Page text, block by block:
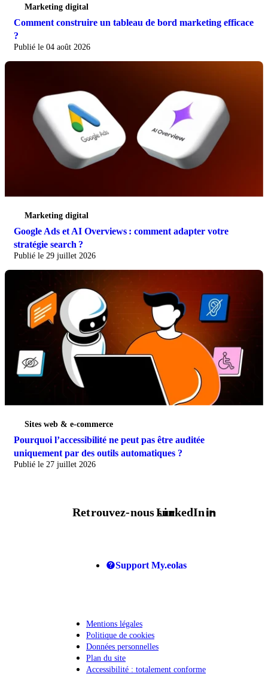
Comment construire un tableau de bord marketing efficace
?
Publié le 04 août 2026
Marketing digital
Google Ads et AI Overviews : comment adapter votre
stratégie search ?
Publié le 29 juillet 2026
Marketing digital
Pourquoi l’accessibilité ne peut pas être auditée
uniquement par des outils automatiques ?
Publié le 27 juillet 2026
Sites web & e-commerce
Retrouvez-nous surLinkedIn
Support My.eolas
Mentions légales
Politique de cookies
Données personnelles
Plan du site
Accessibilité : totalement conforme